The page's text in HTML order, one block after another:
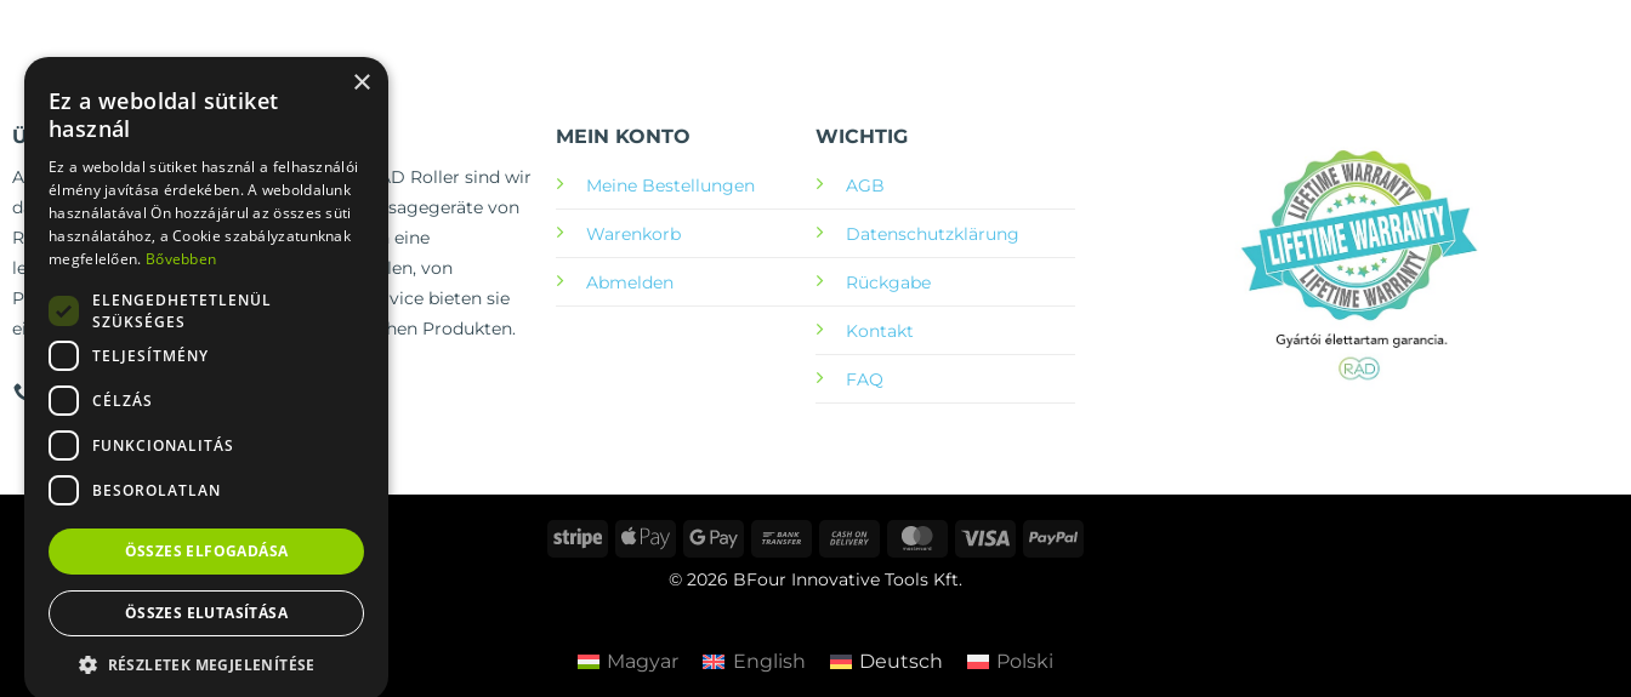
ÜBER UNS
Als exklusiver ungarischer Importeur von RAD Roller sind wir
davon überzeugt, dass die myofaszialen Massagegeräte von
RAD die besten ihrer Art sind. Ergänzt durch eine
lebenslange Garantie und einen professionellen, von
Physiotherapeuten unterstützten Kundenservice bieten sie
eine attraktive Alternative zu anderen ähnlichen Produkten.
RUF SCHREIBE
MEIN KONTO
Meine Bestellungen
Warenkorb
Abmelden
WICHTIG
AGB
Datenschutzklärung
Rückgabe
Kontakt
FAQ
Stripe
Apple
Google
Bank
Cash
Delivery
MasterCard
Visa PayPal
© 2026 BFour Innovative Tools Kft.
Magyar English Deutsch Polski
×
Ez a weboldal sütiket
használ
Ez a weboldal sütiket használ a felhasználói
élmény javítása érdekében. A weboldalunk
használatával Ön hozzájárul az összes süti
használatához, a Cookie szabályzatunknak
megfelelően. Bővebben
ELENGEDHETETLENÜL
SZÜKSÉGES
TELJESÍTMÉNY
CÉLZÁS
FUNKCIONALITÁS
BESOROLATLAN
ÖSSZES ELFOGADÁSA
ÖSSZES ELUTASÍTÁSA
RÉSZLETEK MEGJELENÍTÉSE